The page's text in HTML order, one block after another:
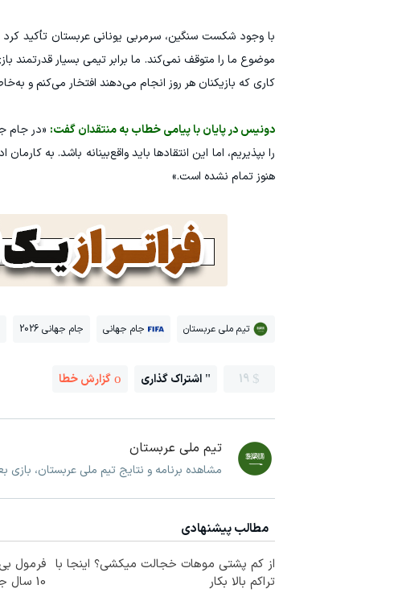
با وجود شکست سنگین، سرمربی یونانی عربستان تأکید کرد
موضوع ما را متوقف نمی‌کند. ما برابر تیمی بسیار قدرتمند
کاری که بازیکنان هر روز انجام می‌دهند افتخار می‌کنم و
دونیس در پایان با پیامی خطاب به منتقدان گفت: «در جام
را بپذیریم، اما این انتقادها باید واقع‌بینانه باشد. به
هنوز تمام نشده است.»
تیم ملی عربستان جام جهانی جام جهانی 2026
19 اشتراک گذاری گزارش خطا
تیم ملی عربستان
مشاهده برنامه و نتایج تیم ملی عربستان،
مطالب پیشنهادی
از کم پشتی موهات خجالت میکشی؟ اینجا با
تراکم بالا بکار
فرمول
10 سال جوانتر شو😍